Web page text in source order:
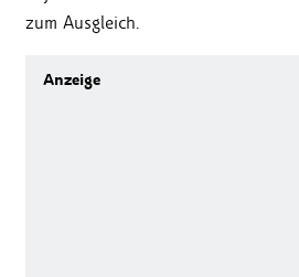
zum Ausgleich.